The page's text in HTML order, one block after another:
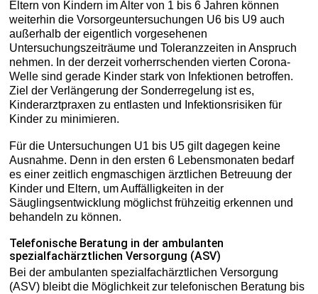
Eltern von Kindern im Alter von 1 bis 6 Jahren können
weiterhin die Vorsorgeuntersuchungen U6 bis U9 auch
außerhalb der eigentlich vorgesehenen
Untersuchungszeiträume und Toleranzzeiten in Anspruch
nehmen. In der derzeit vorherrschenden vierten Corona-
Welle sind gerade Kinder stark von Infektionen betroffen.
Ziel der Verlängerung der Sonderregelung ist es,
Kinderarztpraxen zu entlasten und Infektionsrisiken für
Kinder zu minimieren.
Für die Untersuchungen U1 bis U5 gilt dagegen keine
Ausnahme. Denn in den ersten 6 Lebensmonaten bedarf
es einer zeitlich engmaschigen ärztlichen Betreuung der
Kinder und Eltern, um Auffälligkeiten in der
Säuglingsentwicklung möglichst frühzeitig erkennen und
behandeln zu können.
Telefonische Beratung in der ambulanten
spezialfachärztlichen Versorgung (ASV)
Bei der ambulanten spezialfachärztlichen Versorgung
(ASV) bleibt die Möglichkeit zur telefonischen Beratung bis